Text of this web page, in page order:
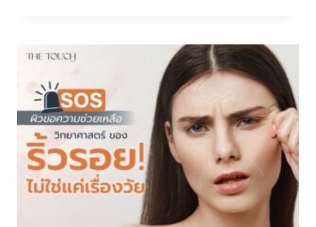
ๆ
ทัก…
อันตราย
ที่
ไม่
ควร
มอง
ข้าม